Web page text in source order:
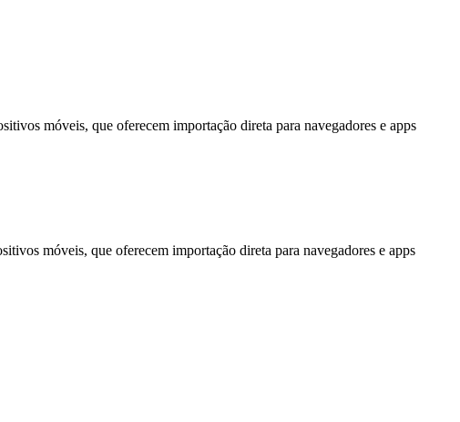
móveis, que oferecem importação direta para navegadores e apps
móveis, que oferecem importação direta para navegadores e apps